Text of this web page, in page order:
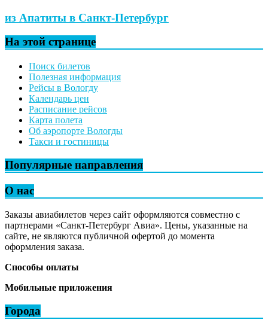
из Апатиты в Санкт-Петербург
На этой странице
Поиск билетов
Полезная информация
Рейсы в Вологду
Календарь цен
Расписание рейсов
Карта полета
Об аэропорте Вологды
Такси и гостиницы
Популярные направления
О нас
Заказы авиабилетов через сайт оформляются совместно с
партнерами «Санкт-Петербург Авиа». Цены, указанные на
сайте, не являются публичной офертой до момента
оформления заказа.
Способы оплаты
Мобильные приложения
Города